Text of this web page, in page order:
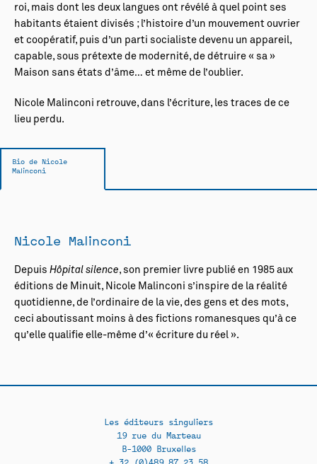
roi, mais dont les deux langues ont révélé à quel point ses
habitants étaient divisés ; l’histoire d’un mouvement ouvrier
et coopératif, puis d’un parti socialiste devenu un appareil,
capable, sous prétexte de modernité, de détruire « sa »
Maison sans états d’âme… et même de l’oublier.
Nicole Malinconi retrouve, dans l’écriture, les traces de ce
lieu perdu.
Bio de Nicole
Malinconi
Nicole Malinconi
Depuis Hôpital silence, son premier livre publié en 1985 aux
éditions de Minuit, Nicole Malinconi s’inspire de la réalité
quotidienne, de l’ordinaire de la vie, des gens et des mots,
ceci aboutissant moins à des fictions romanesques qu’à ce
qu’elle qualifie elle-même d’« écriture du réel ».
Les éditeurs singuliers
19 rue du Marteau
B-1000 Bruxelles
+ 32 (0)489 87 23 58